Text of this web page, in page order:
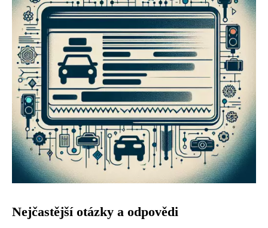
Nejčastější otázky a odpovědi